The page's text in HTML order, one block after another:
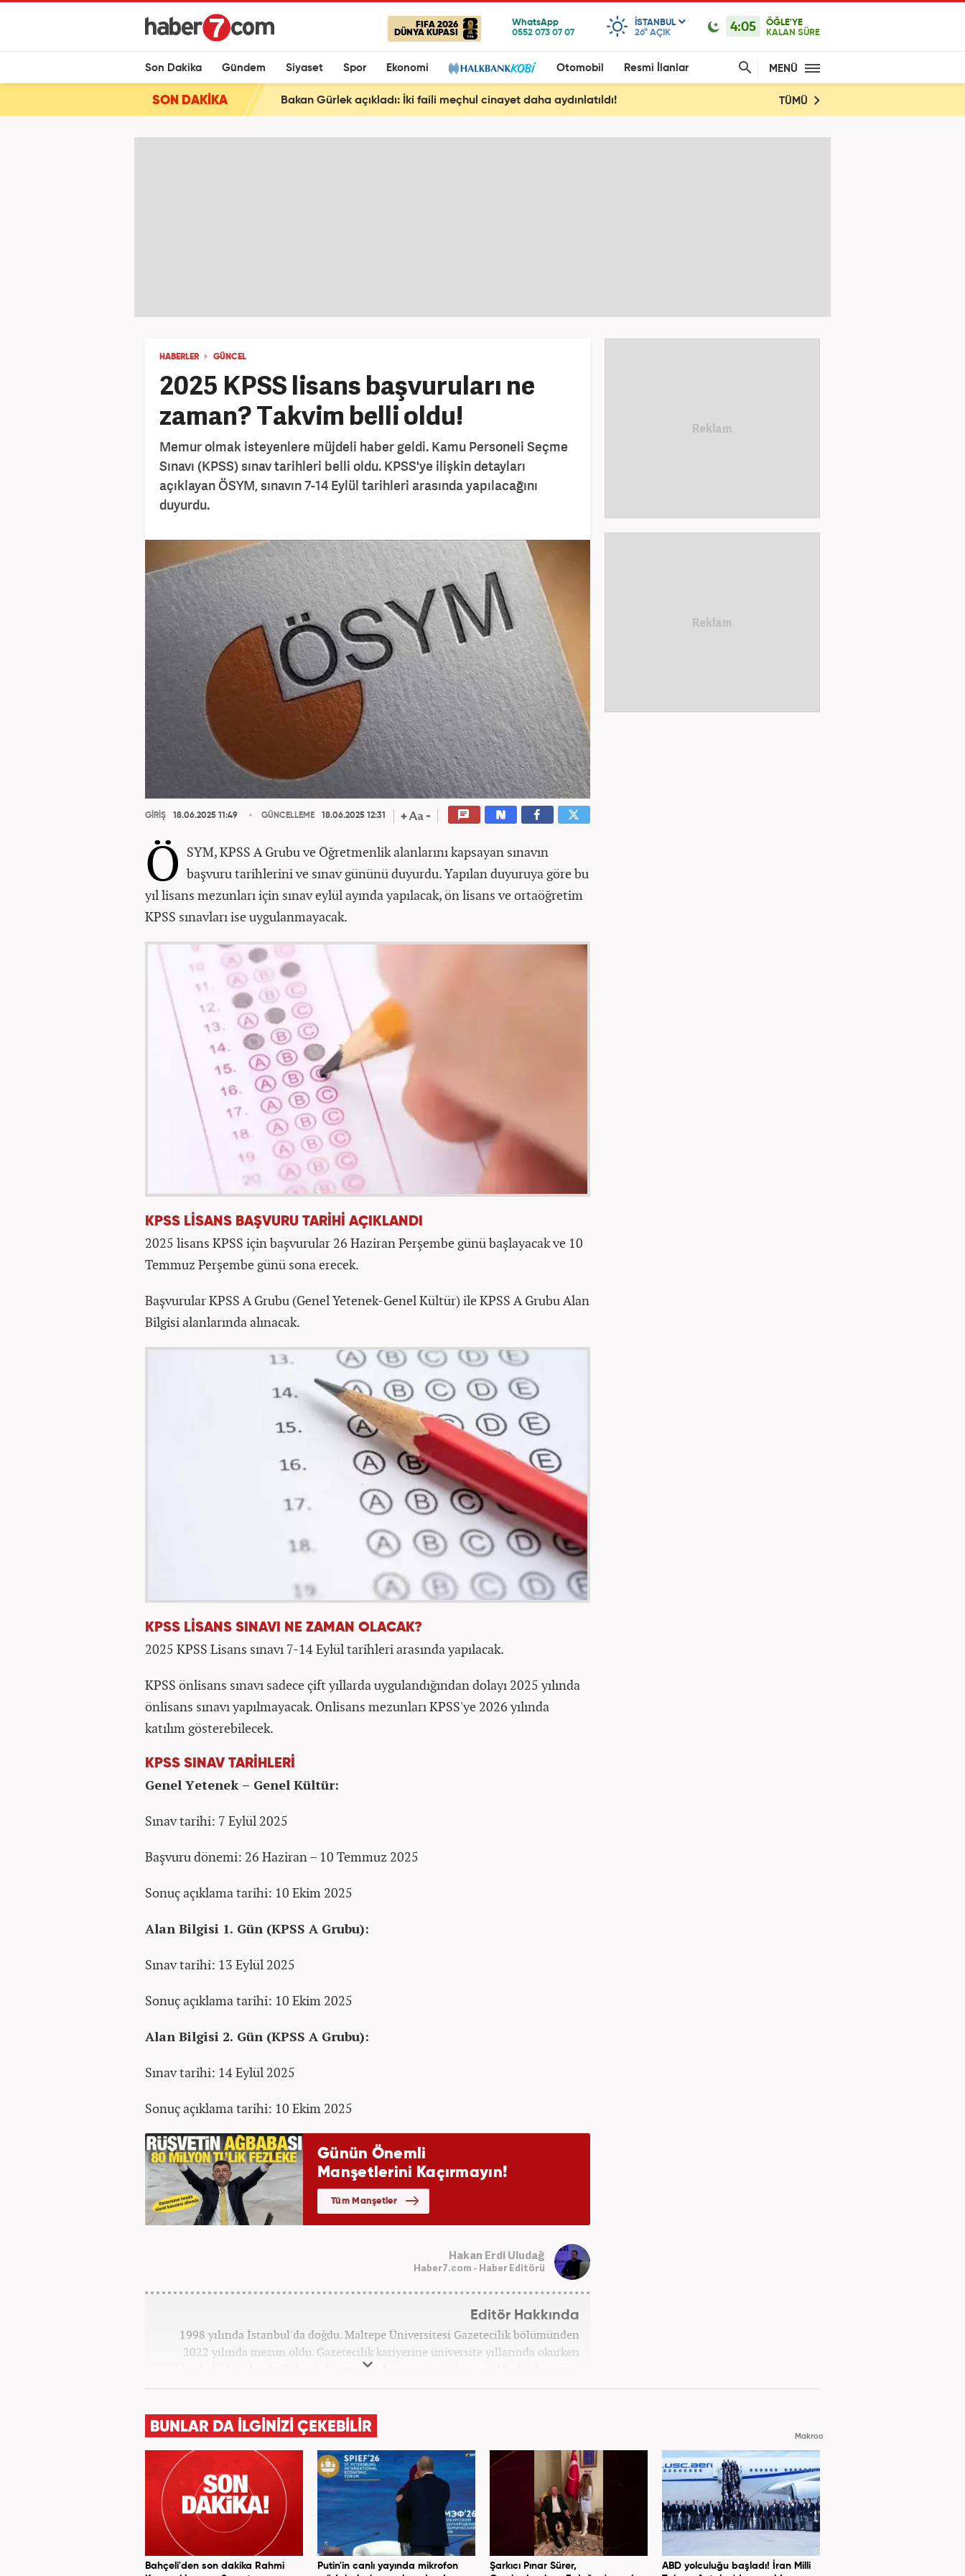
FIFA 2026
DÜNYA KUPASI
ISTANBUL
26° AÇIK 4:05
ÖĞLE'YE
KALAN SÜRE
Son Dakika Gündem Siyaset Spor Ekonomi Otomobil Resmi İlanlar MENÜ
SON DAKİKA Bakan Gürlek açıkladı: İki faili meçhul cinayet daha aydınlatıldı! TÜMÜ
HABERLER GÜNCEL
2025 KPSS lisans başvuruları ne
zaman? Takvim belli oldu!
Memur olmak isteyenlere müjdeli haber geldi. Kamu Personeli Seçme
Sınavı (KPSS) sınav tarihleri belli oldu. KPSS'ye ilişkin detayları
açıklayan ÖSYM, sınavın 7-14 Eylül tarihleri arasında yapılacağını
duyurdu.
GİRİŞ 18.06.2025 11:49 GÜNCELLEME 18.06.2025 12:31
Ö SYM, KPSS A Grubu ve Öğretmenlik alanlarını kapsayan sınavın
başvuru tarihlerini ve sınav gününü duyurdu. Yapılan duyuruya göre bu
yıl lisans mezunları için sınav eylül ayında yapılacak, ön lisans ve ortaöğretim
KPSS sınavları ise uygulanmayacak.
KPSS LİSANS BAŞVURU TARİHİ AÇIKLANDI
2025 lisans KPSS için başvurular 26 Haziran Perşembe günü başlayacak ve 10
Temmuz Perşembe günü sona erecek.
Başvurular KPSS A Grubu (Genel Yetenek-Genel Kültür) ile KPSS A Grubu Alan
Bilgisi alanlarında alınacak.
KPSS LİSANS SINAVI NE ZAMAN OLACAK?
2025 KPSS Lisans sınavı 7-14 Eylül tarihleri arasında yapılacak.
KPSS önlisans sınavı sadece çift yıllarda uygulandığından dolayı 2025 yılında
önlisans sınavı yapılmayacak. Önlisans mezunları KPSS'ye 2026 yılında
katılım gösterebilecek.
KPSS SINAV TARİHLERİ
Genel Yetenek – Genel Kültür:
Sınav tarihi: 7 Eylül 2025
Başvuru dönemi: 26 Haziran – 10 Temmuz 2025
Sonuç açıklama tarihi: 10 Ekim 2025
Alan Bilgisi 1. Gün (KPSS A Grubu):
Sınav tarihi: 13 Eylül 2025
Sonuç açıklama tarihi: 10 Ekim 2025
Alan Bilgisi 2. Gün (KPSS A Grubu):
Sınav tarihi: 14 Eylül 2025
Sonuç açıklama tarihi: 10 Ekim 2025
Hakan Erdi Uludağ
Haber7.com - Haber Editörü
Editör Hakkında
1998 yılında İstanbul'da doğdu. Maltepe Üniversitesi Gazetecilik bölümünden
2022 yılında mezun oldu. Gazetecilik kariyerine üniversite yıllarında okurken
başladı. 4 yıldır aktif olarak Gazetecilik kariyerini sürdürüyor. Meslek hayatına
Kanal 7 Medya Grubu'na bağlı Haber7.com'da 'Editör' olarak devam ediyor.
BUNLAR DA İLGİNİZİ ÇEKEBİLİR
Makroo
Bahçeli'den son dakika Rahmi
Putin'in canlı yayında mikrofon
Şarkıcı Pınar Sürer,
ABD yolculuğu başladı! İran Milli